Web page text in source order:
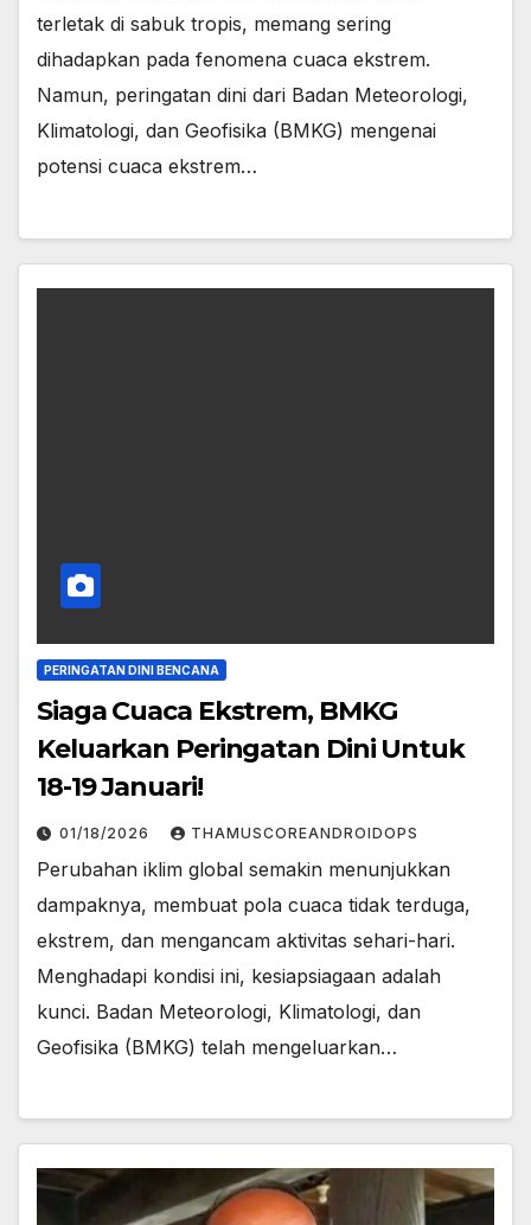
terletak di sabuk tropis, memang sering
dihadapkan pada fenomena cuaca ekstrem.
Namun, peringatan dini dari Badan Meteorologi,
Klimatologi, dan Geofisika (BMKG) mengenai
potensi cuaca ekstrem…
PERINGATAN DINI BENCANA
Siaga Cuaca Ekstrem, BMKG
Keluarkan Peringatan Dini Untuk
18-19 Januari!
01/18/2026 THAMUSCOREANDROIDOPS
Perubahan iklim global semakin menunjukkan
dampaknya, membuat pola cuaca tidak terduga,
ekstrem, dan mengancam aktivitas sehari-hari.
Menghadapi kondisi ini, kesiapsiagaan adalah
kunci. ​Badan Meteorologi, Klimatologi, dan
Geofisika (BMKG) telah mengeluarkan…